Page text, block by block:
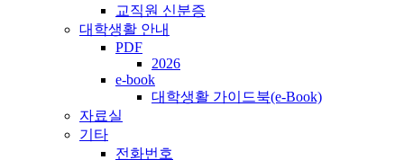
교직원 신분증
대학생활 안내
PDF
2026
e-book
대학생활 가이드북(e-Book)
자료실
기타
전화번호